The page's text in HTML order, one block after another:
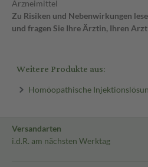
Arzneimittel
Zu Risiken und Nebenwirkungen
und fragen Sie Ihre Ärztin, Ihren
Weitere Produkte aus:
Homöopathische
Versandarten
i.d.R. am nächsten Werktag